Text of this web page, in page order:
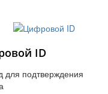
ID
для подтверждения